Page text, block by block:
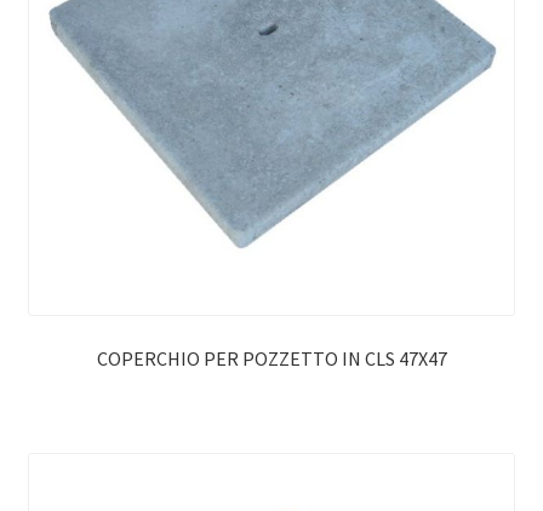
COPERCHIO PER POZZETTO IN CLS 47X47